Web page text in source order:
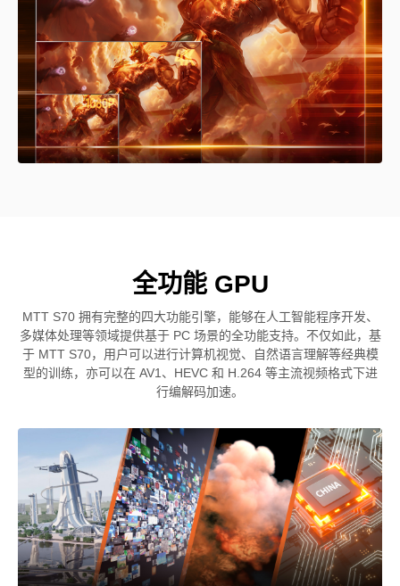
全功能 GPU
MTT S70 拥有完整的四大功能引擎，能够在人工智能程序开发、
多媒体处理等领域提供基于 PC 场景的全功能支持。不仅如此，基
于 MTT S70，用户可以进行计算机视觉、自然语言理解等经典模
型的训练，亦可以在 AV1、HEVC 和 H.264 等主流视频格式下进
行编解码加速。